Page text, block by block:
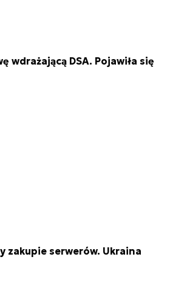
wdrażającą DSA. Pojawiła się
zakupie serwerów. Ukraina